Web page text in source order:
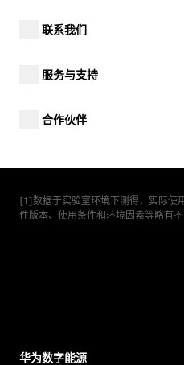
联系我们
服务与支持
合作伙伴
[1]数据于实验室环境下测得，实际使
件版本、使用条件和环境因素等略有
华为数字能源